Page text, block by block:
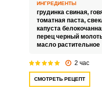
ИНГРЕДИЕНТЫ
грудинка свиная,
томатная паста,
капуста
перец черный
масло растительное
2 час
СМОТРЕТЬ РЕЦЕПТ